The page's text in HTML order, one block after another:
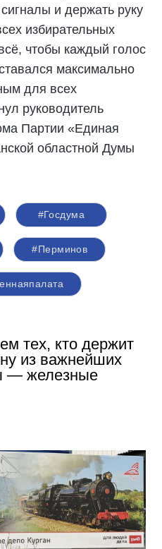
и держать руку
избирательных
чтобы каждый голос
максимально
для всех
руководитель
Партии «Единая
областной Думы
#Госдума
#Перминов
тех, кто держит
из важнейших
— железные